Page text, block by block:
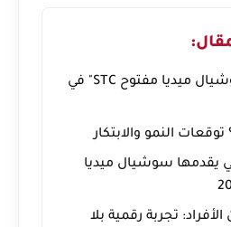
ما هو مفهوم "سوشيال ميديا مفتوح STC" في
يقدمها سوشيال ميديا
تجربة رقمية بلا